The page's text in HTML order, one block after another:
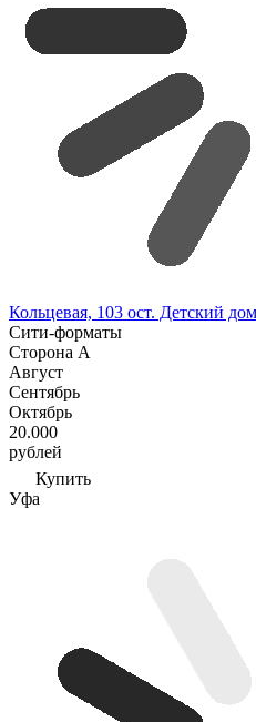
Кольцевая, 103 ост. Детский
Сити-форматы
Сторона A
Август
Сентябрь
Октябрь
20.000
рублей
Купить
Уфа